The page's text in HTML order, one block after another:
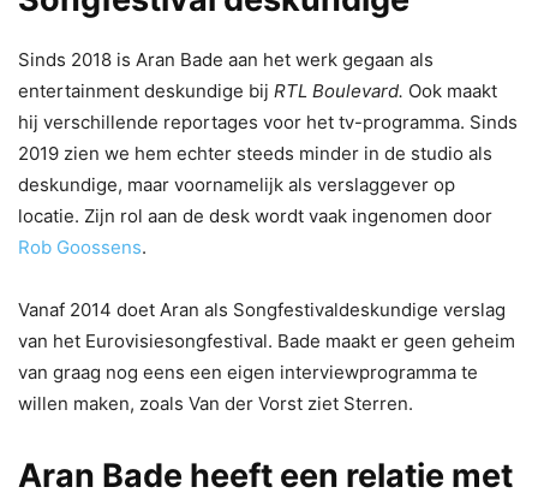
Sinds 2018 is Aran Bade aan het werk gegaan als
entertainment deskundige bij RTL Boulevard. Ook maakt
hij verschillende reportages voor het tv-programma. Sinds
2019 zien we hem echter steeds minder in de studio als
deskundige, maar voornamelijk als verslaggever op
locatie. Zijn rol aan de desk wordt vaak ingenomen door
Rob Goossens.
Vanaf 2014 doet Aran als Songfestivaldeskundige verslag
van het Eurovisiesongfestival. Bade maakt er geen geheim
van graag nog eens een eigen interviewprogramma te
willen maken, zoals Van der Vorst ziet Sterren.
Aran Bade heeft een relatie met